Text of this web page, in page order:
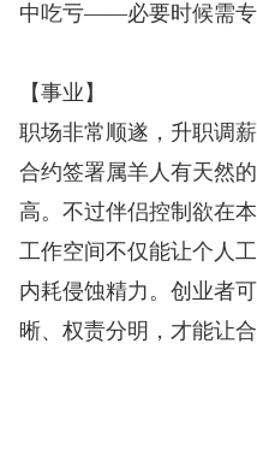
中吃亏——必要时候需专
【事业】
职场非常顺遂，升职调
合约签署属羊人有天然
高。不过伴侣控制欲在
工作空间不仅能让个人
内耗侵蚀精力。创业者
晰、权责分明，才能让